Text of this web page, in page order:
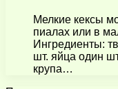
Мелкие кексы
пиалах или в
Ингредиенты:
шт. яйца один
крупа…